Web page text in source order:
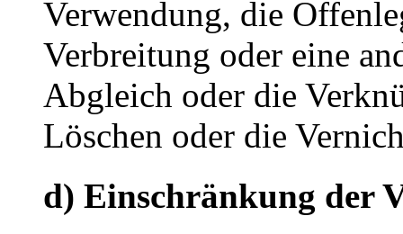
Verwendung, die
Verbreitung oder eine
Abgleich oder die
Löschen oder die
d) Einschränkung der